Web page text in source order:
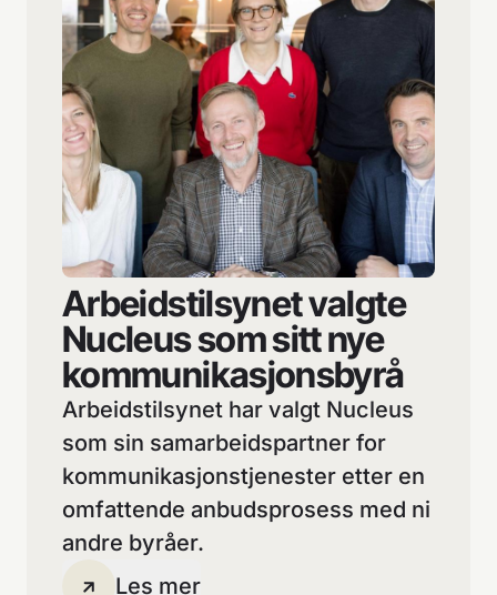
Arbeidstilsynet valgte
Nucleus som sitt nye
kommunikasjonsbyrå
Arbeidstilsynet har valgt Nucleus
som sin samarbeidspartner for
kommunikasjonstjenester etter en
omfattende anbudsprosess med ni
andre byråer.
Les mer